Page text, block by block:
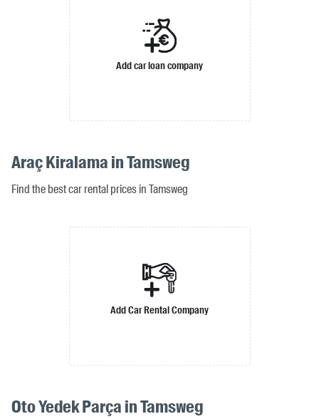
Add car loan company
Araç Kiralama in Tamsweg
Find the best car rental prices in Tamsweg
Add Car Rental Company
Oto Yedek Parça in Tamsweg